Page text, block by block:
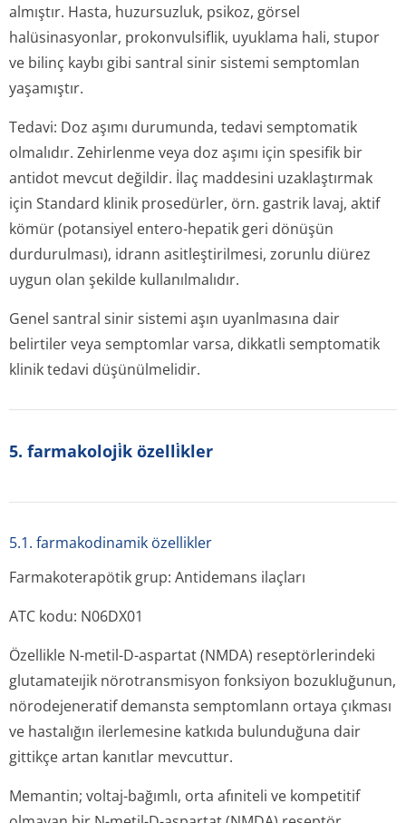
almıştır. Hasta, huzursuzluk, psikoz, görsel
halüsinasyonlar, prokonvulsiflik, uyuklama hali, stupor
ve bilinç kaybı gibi santral sinir sistemi semptomlan
yaşamıştır.
Tedavi: Doz aşımı durumunda, tedavi semptomatik
olmalıdır. Zehirlenme veya doz aşımı için spesifik bir
antidot mevcut değildir. İlaç maddesini uzaklaştırmak
için Standard klinik prosedürler, örn. gastrik lavaj, aktif
kömür (potansiyel entero-hepatik geri dönüşün
durdurulması), idrann asitleştirilmesi, zorunlu diürez
uygun olan şekilde kullanılmalıdır.
Genel santral sinir sistemi aşın uyanlmasına dair
belirtiler veya semptomlar varsa, dikkatli semptomatik
klinik tedavi düşünülmelidir.
5. farmakoloji̇k özelli̇kler
5.1. farmakodinamik özellikler
Farmakoterapötik grup: Antidemans ilaçları
ATC kodu: N06DX01
Özellikle N-metil-D-aspartat (NMDA) reseptörlerindeki
glutamateıjik nörotransmisyon fonksiyon bozukluğunun,
nörodejeneratif demansta semptomlann ortaya çıkması
ve hastalığın ilerlemesine katkıda bulunduğuna dair
gittikçe artan kanıtlar mevcuttur.
Memantin; voltaj-bağımlı, orta afıniteli ve kompetitif